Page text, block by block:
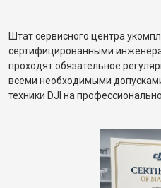
Штат сервисного центра
сертифицированными
проходят обязательное
всеми необходимыми
техники DJI на